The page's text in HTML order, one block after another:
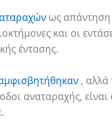
ως
και οι
έντασης.
, αλλά
αναταραχής,